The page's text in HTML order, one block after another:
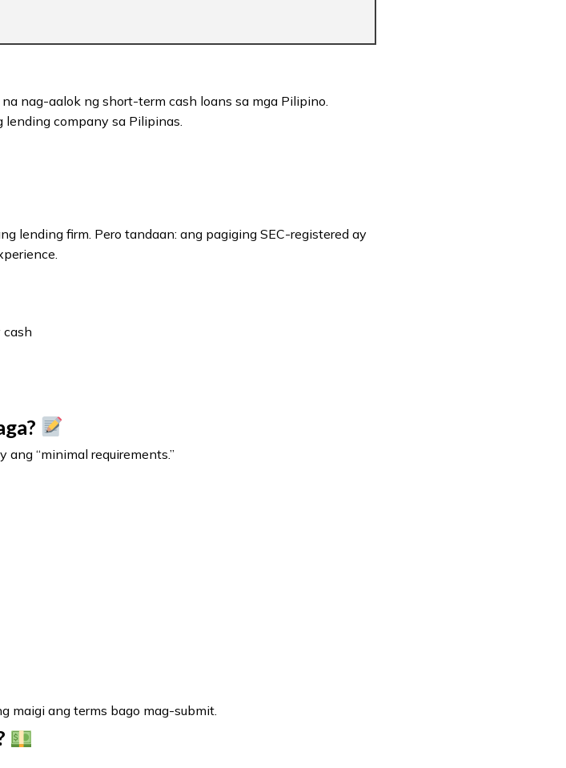
nag-aalok ng short-term cash loans sa mga Pilipino.
lending company sa Pilipinas.
lending firm. Pero tandaan: ang pagiging SEC-registered ay
cash
“minimal requirements.”
maigi ang terms bago mag-submit.